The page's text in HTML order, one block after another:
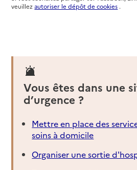
veuillezautoriser le dépôt de cookies .
Vous êtes dans une
d’urgence ?
Mettre en place des
soins à domicile
Organiser une sortie